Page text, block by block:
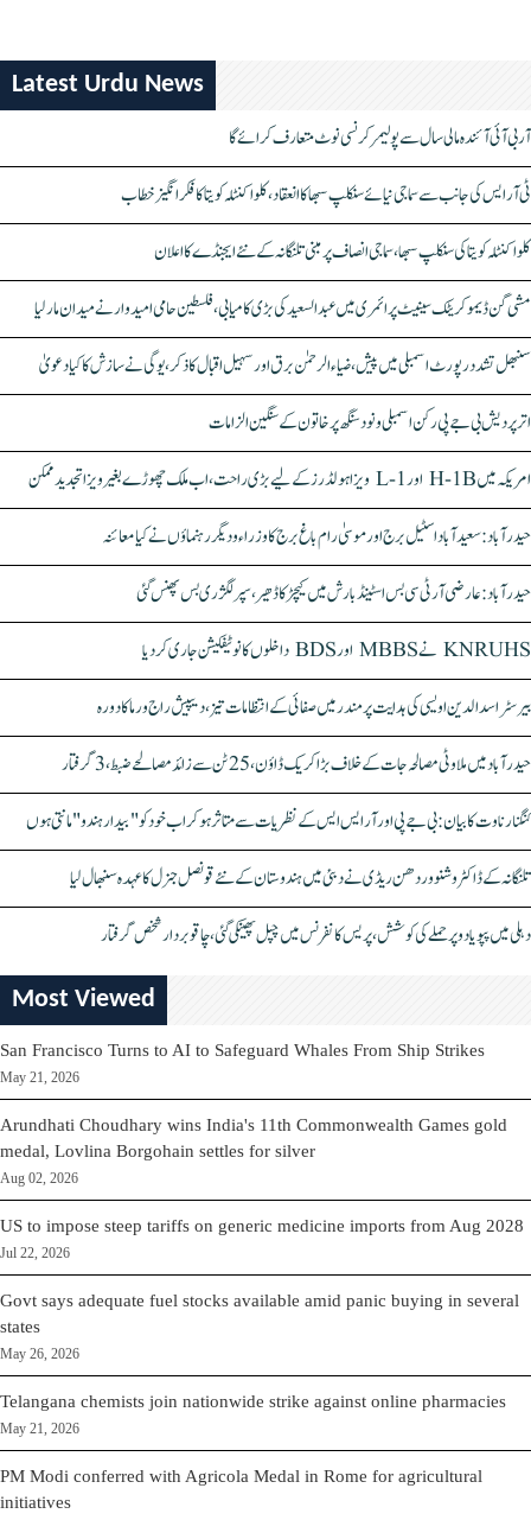
Latest Urdu News
آر بی آئی آئندہ مالی سال سے پولیمر کرنسی نوٹ متعارف کرائے گا
ٹی آر ایس کی جانب سے سماجی نیائے سنکلپ سبھا کا انعقاد، کلواکنٹلہ کویتا کا فکر انگیز خطاب
کلواکنٹلہ کویتا کی سنکلپ سبھا، سماجی انصاف پر مبنی تلنگانہ کے نئے ایجنڈے کا اعلان
مشی گن ڈیموکریٹک سینیٹ پرائمری میں عبدالسعید کی بڑی کامیابی، فلسطین حامی امیدوار نے میدان مار لیا
سنبھل تشدد رپورٹ اسمبلی میں پیش، ضیاء الرحمٰن برق اور سہیل اقبال کا ذکر، یوگی نے سازش کا کیا دعویٰ
اتر پردیش بی جے پی رکن اسمبلی ونود سنگھ پر خاتون کے سنگین الزامات
امریکہ میں H-1B اور L-1 ویزا ہولڈرز کے لیے بڑی راحت، اب ملک چھوڑے بغیر ویزا تجدید ممکن
حیدرآباد: سعیدآباد اسٹیل برج اور موسیٰ رام باغ برج کا وزراء و دیگر رہنماؤں نے کیا معائنہ
حیدرآباد: عارضی آر ٹی سی بس اسٹینڈ بارش میں کیچڑ کا ڈھیر، سپر لگژری بس پھنس گئی
KNRUHS نے MBBS اور BDS داخلوں کا نوٹیفکیشن جاری کر دیا
بیرسٹر اسدالدین اویسی کی ہدایت پر مندر میں صفائی کے انتظامات تیز، دیپیش راج ورما کا دورہ
حیدرآباد میں ملاوٹی مصالحہ جات کے خلاف بڑا کریک ڈاؤن، 25 ٹن سے زائد مصالحے ضبط، 3 گرفتار
کنگنا رناوت کا بیان: بی جے پی اور آر ایس ایس کے نظریات سے متاثر ہو کر اب خود کو "بیدار ہندو" مانتی ہوں
تلنگانہ کے ڈاکٹر وشنو وردھن ریڈی نے دبئی میں ہندوستان کے نئے قونصل جنرل کا عہدہ سنبھال لیا
دہلی میں پپو یادو پر حملے کی کوشش، پریس کانفرنس میں چپل پھینکی گئی، چاقو بردار شخص گرفتار
Most Viewed
San Francisco Turns to AI to Safeguard Whales From Ship Strikes
May 21, 2026
Arundhati Choudhary wins India's 11th Commonwealth Games gold
medal, Lovlina Borgohain settles for silver
Aug 02, 2026
US to impose steep tariffs on generic medicine imports from Aug 2028
Jul 22, 2026
Govt says adequate fuel stocks available amid panic buying in several
states
May 26, 2026
Telangana chemists join nationwide strike against online pharmacies
May 21, 2026
PM Modi conferred with Agricola Medal in Rome for agricultural
initiatives